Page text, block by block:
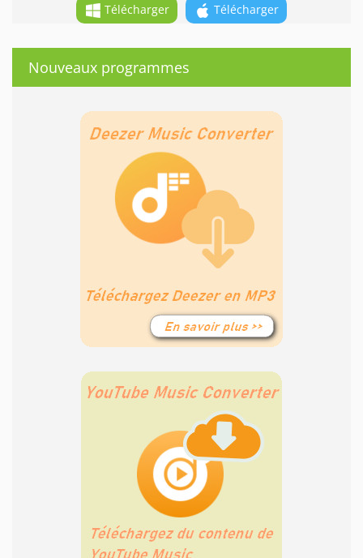
Télécharger Télécharger
Nouveaux programmes